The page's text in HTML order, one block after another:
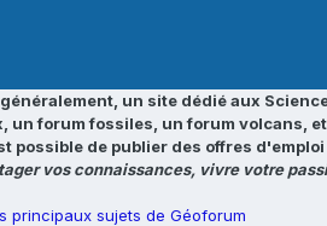
un site dédié aux
forum fossiles, un forum volcans,
de publier des offres
vos connaissances, vivre votre
principaux sujets de Géoforum